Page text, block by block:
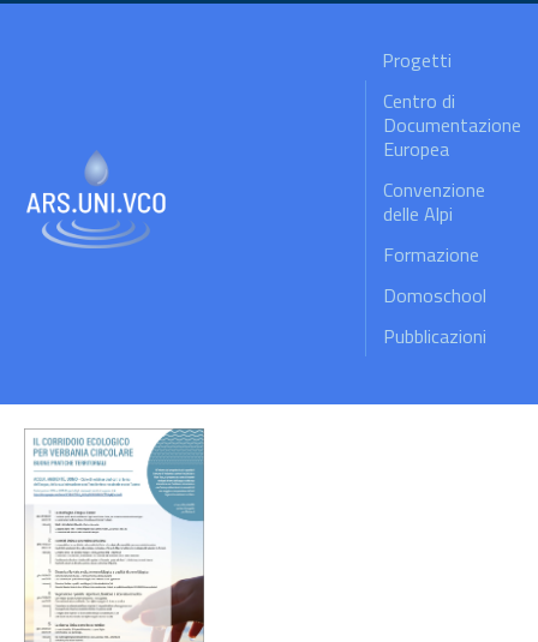
Progetti
Centro di
Documentazione
Europea
Convenzione
delle Alpi
Formazione
Domoschool
Pubblicazioni